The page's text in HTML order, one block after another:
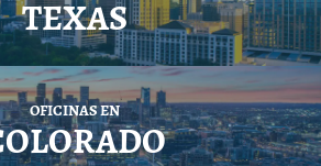
TEXAS
OFICINAS EN